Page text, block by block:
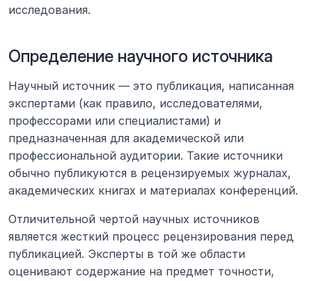
исследования.
Определение научного источника
Научный источник — это публикация, написанная
экспертами (как правило, исследователями,
профессорами или специалистами) и
предназначенная для академической или
профессиональной аудитории. Такие источники
обычно публикуются в рецензируемых журналах,
академических книгах и материалах конференций.
Отличительной чертой научных источников
является жесткий процесс рецензирования перед
публикацией. Эксперты в той же области
оценивают содержание на предмет точности,